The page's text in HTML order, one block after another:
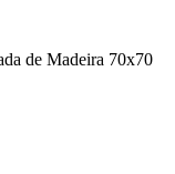
de Madeira 70x70